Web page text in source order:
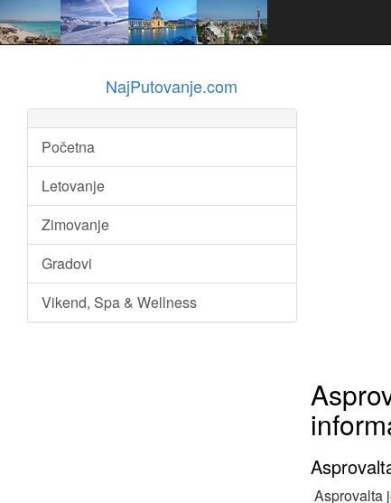
NajPutovanje.com
Početna
Letovanje
Zimovanje
Gradovi
Vikend, Spa & Wellness
Asprovalta